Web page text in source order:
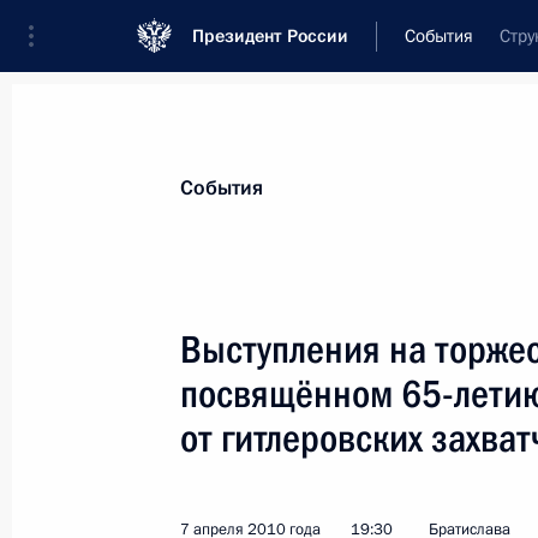
Президент России События
Новости
Послания Федеральному Собранию
Заявления по важнейшим вопросам
Совещания, заседания, рабочие встречи
События
Выступления на
посвящённом 65-
от гитлеровских
7 апреля 2010 года 19:30 Братислава